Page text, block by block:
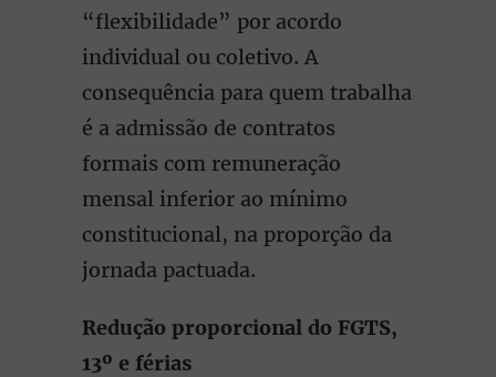
“flexibilidade” por acordo
individual ou coletivo. A
consequência para quem trabalha
é a admissão de contratos
formais com remuneração
mensal inferior ao mínimo
constitucional, na proporção da
jornada pactuada.
Redução proporcional do FGTS,
13º e férias